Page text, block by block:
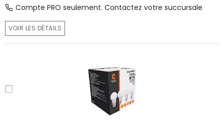
Compte PRO seulement. Contactez votre succursale
VOIR LES DÉTAILS